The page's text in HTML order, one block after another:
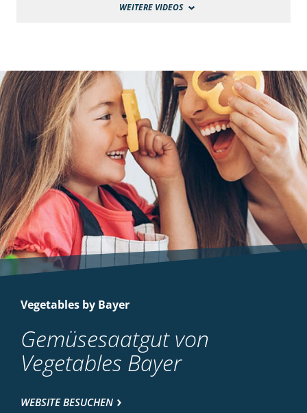
WEITERE VIDEOS
Vegetables by Bayer
Gemüsesaatgut von
Vegetables Bayer
WEBSITE BESUCHEN